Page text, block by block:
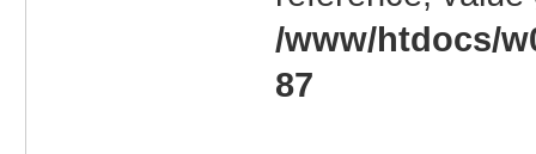
/www/htdocs/
87